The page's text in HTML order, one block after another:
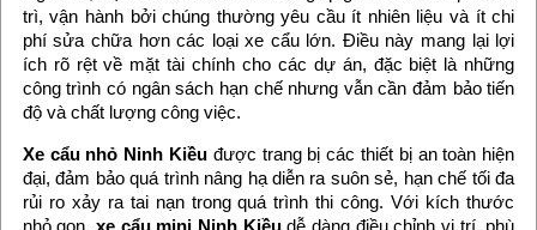
trì, vận hành bởi chúng thường yêu cầu ít nhiên liệu và ít chi
phí sửa chữa hơn các loại xe cẩu lớn. Điều này mang lại lợi
ích rõ rệt về mặt tài chính cho các dự án, đặc biệt là những
công trình có ngân sách hạn chế nhưng vẫn cần đảm bảo tiến
độ và chất lượng công việc.
Xe cẩu nhỏ Ninh Kiều được trang bị các thiết bị an toàn hiện
đại, đảm bảo quá trình nâng hạ diễn ra suôn sẻ, hạn chế tối đa
rủi ro xảy ra tai nạn trong quá trình thi công. Với kích thước
nhỏ gọn,xe cẩu mini Ninh Kiềudễ dàng điều chỉnh vị trí, phù